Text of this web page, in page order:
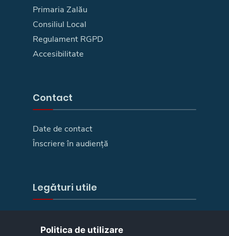
Primaria Zalău
Consiliul Local
Regulament RGPD
Accesibilitate
Contact
Date de contact
Înscriere în audiență
Legături utile
Camera deputaților
Politica de utilizare